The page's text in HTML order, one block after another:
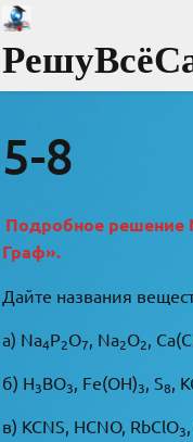
5-8
Подробное решение
Граф».
Дайте названия
а) Na4P2O7, Na2O2,
б) H3BO3, Fe(OH)3, S8,
в) KCNS, HCNO, RbClO3